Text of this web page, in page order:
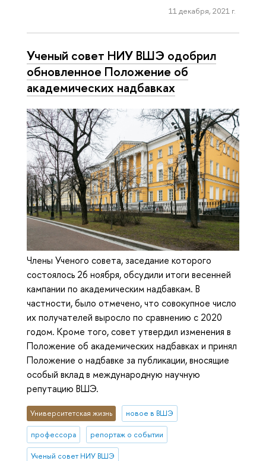
11 декабря, 2021 г.
Ученый совет НИУ ВШЭ одобрил
обновленное Положение об
академических надбавках
Члены Ученого совета, заседание которого
состоялось 26 ноября, обсудили итоги весенней
кампании по академическим надбавкам. В
частности, было отмечено, что совокупное число
их получателей выросло по сравнению с 2020
годом. Кроме того, совет утвердил изменения в
Положение об академических надбавках и принял
Положение о надбавке за публикации, вносящие
особый вклад в международную научную
репутацию ВШЭ.
Университетская жизнь новое в ВШЭ
профессора репортаж о событии
Ученый совет НИУ ВШЭ